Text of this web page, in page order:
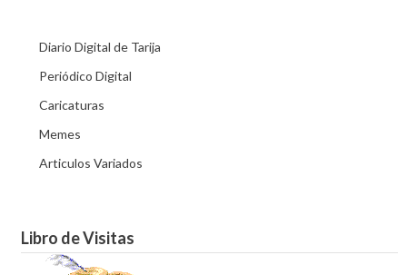
Diario Digital de Tarija
Periódico Digital
Caricaturas
Memes
Articulos Variados
Libro de Visitas